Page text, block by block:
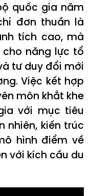
quốc gia năm
đơn thuần là
tích cao, mà
năng lực tổ
tư duy đổi mới
Việc kết hợp
môn khắt khe
với mục tiêu
nhiên, kiến trúc
hình điểm về
với kích cầu du